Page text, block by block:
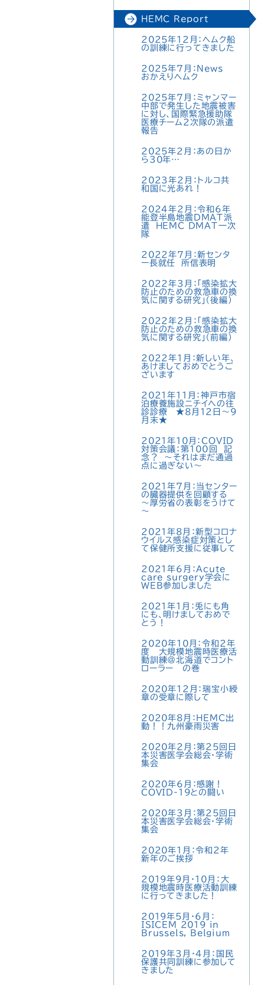
HEMC Report
2025年12月：ヘムク船
の訓練に行ってきました
2025年7月：News
おかえりヘムク
2025年7月：ミャンマー
中部で発生した地震被害
に対し、国際緊急援助隊
医療チーム2次隊の派遣
報告
2025年2月：あの日か
ら30年…
2023年2月：トルコ共
和国に光あれ！
2024年2月：令和6年
能登半島地震DMAT派
遣 HEMC DMAT一次
隊
2022年7月：新センタ
ー長就任 所信表明
2022年3月：「感染拡大
防止のための救急車の換
気に関する研究」（後編）
2022年2月：「感染拡大
防止のための救急車の換
気に関する研究」（前編）
2022年1月：新しい年、
あけましておめでとうご
ざいます
2021年11月：神戸市宿
泊療養施設ニチイへの往
診診療 ★8月12日～9
月末★
2021年10月：COVID
対策会議：第１００回 記
念？ 〜それはまだ通過
点に過ぎない〜
2021年7月：当センター
の臓器提供を回顧する
〜厚労省の表彰をうけて
～
2021年8月：新型コロナ
ウイルス感染症対策とし
て保健所支援に従事して
2021年6月：Acute
care surgery学会に
WEB参加しました
2021年1月：兎にも角
にも、明けましておめで
とう！
2020年10月：令和2年
度 大規模地震時医療活
動訓練＠北海道でコント
ローラー の巻
2020年12月：瑞宝小綬
章の受章に際して
2020年8月：HEMC出
動！！九州豪雨災害
2020年2月：第25回日
本災害医学会総会・学術
集会
2020年6月：感謝！
COVID-19との闘い
2020年3月：第25回日
本災害医学会総会・学術
集会
2020年1月：令和2年
新年のご挨拶
2019年9月・10月：大
規模地震時医療活動訓練
に行ってきました！
2019年5月・6月：
ISICEM 2019 in
Brussels, Belgium
2019年3月・4月：国民
保護共同訓練に参加して
きました